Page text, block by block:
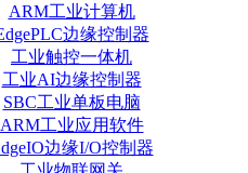
ARM工业计算机
边缘控制器
工业触控一体机
工业AI边缘控制器
SBC工业单板电脑
ARM工业应用软件
边缘I/O控制器